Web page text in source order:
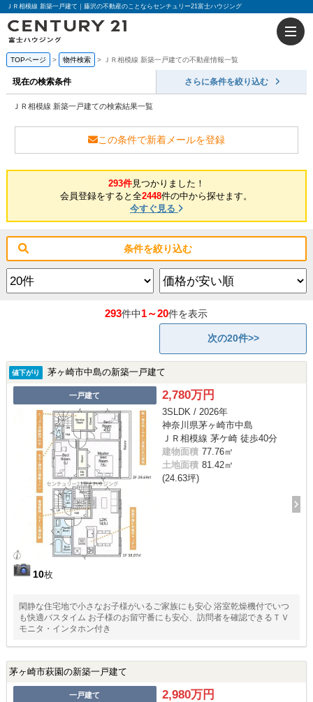
ＪＲ相模線 新築一戸建て｜藤沢の不動産のことならセンチュリー21富士ハウジング
TOPページ 物件検索 ＪＲ相模線 新築一戸建ての不動産情報一覧
現在の検索条件 さらに条件を絞り込む
ＪＲ相模線 新築一戸建ての検索結果一覧
この条件で新着メールを登録
293件見つかりました！
会員登録をすると全2448件の中から探せます。
今すぐ見る
条件を絞り込む
293件中1～20件を表示
次の20件>>
値下がり 茅ヶ崎市中島の新築一戸建て
一戸建て
10枚
2,780万円
3SLDK / 2026年
神奈川県茅ヶ崎市中島
ＪＲ相模線 茅ケ崎 徒歩40分
建物面積 77.76㎡
土地面積 81.42㎡
(24.63坪)
閑静な住宅地で小さなお子様がいるご家族にも安心 浴室乾燥機付でいつ
も快適バスタイム お子様のお留守番にも安心、訪問者を確認できるＴＶ
モニタ・インタホン付き
茅ヶ崎市萩園の新築一戸建て
一戸建て 2,980万円